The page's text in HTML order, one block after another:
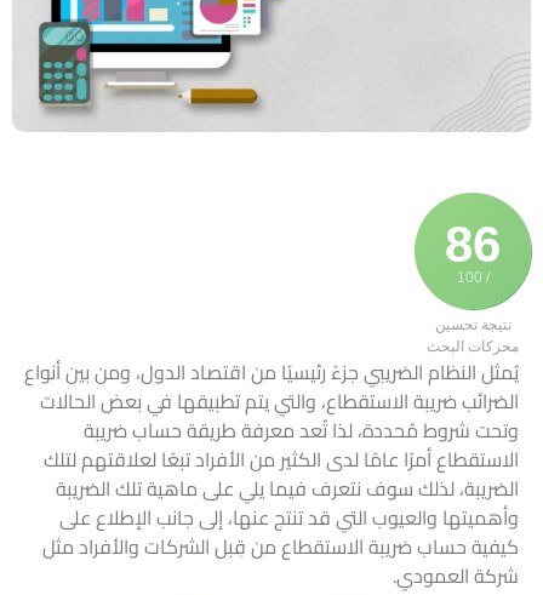
86
/ 100
نتيجة تحسين
محركات البحث
يُمثل النظام الضريبي جزءً رئيسيًا من اقتصاد الدول، ومن بينأنواع
الضرائب ضريبة الاستقطاع، والتي يتم تطبيقها في بعض الحالات
وتحت شروط مُحددة، لذا تُعد معرفة طريقة حساب ضريبة
الاستقطاع أمرًا عامًا لدى الكثير من الأفراد تبعًا لعلاقتهم لتلك
الضريبة، لذلك سوف نتعرف فيما يلي على ماهية تلك الضريبة
وأهميتها والعيوب التي قد تنتج عنها، إلى جانب الإطلاع على
كيفية حساب ضريبة الاستقطاع من قِبل الشركات والأفراد مثل
شركة العمودي.